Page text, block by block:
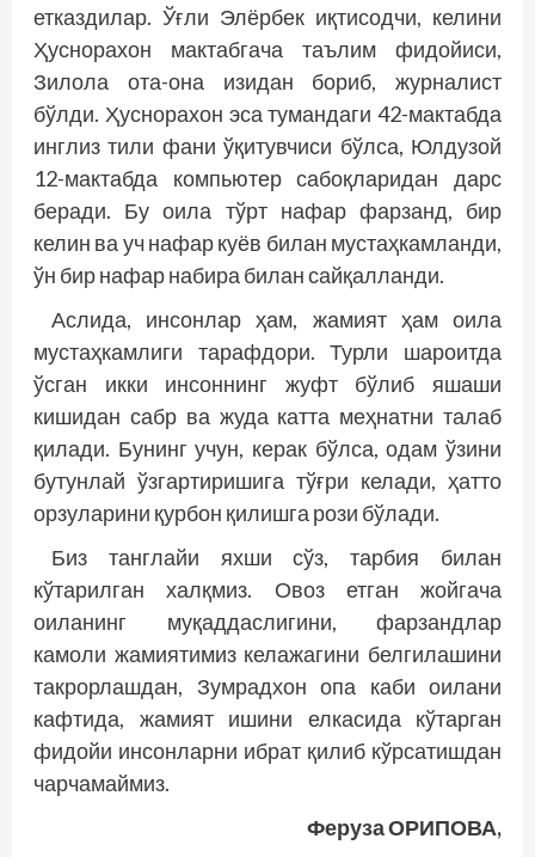
етказдилар. Ўғли Элёрбек иқтисодчи, келини
Ҳуснорахон мактабгача таълим фидойиси,
Зилола ота-она изидан бориб, журналист
бўлди. Ҳуснорахон эса тумандаги 42-мактабда
инглиз тили фани ўқитувчиси бўлса, Юлдузой
12-мактабда компьютер сабоқларидан дарс
беради. Бу оила тўрт нафар фарзанд, бир
келин ва уч нафар куёв билан мустаҳкамланди,
ўн бир нафар набира билан сайқалланди.
Аслида, инсонлар ҳам, жамият ҳам оила
мустаҳкамлиги тарафдори. Турли шароитда
ўсган икки инсоннинг жуфт бўлиб яшаши
кишидан сабр ва жуда катта меҳнатни талаб
қилади. Бунинг учун, керак бўлса, одам ўзини
бутунлай ўзгартиришига тўғри келади, ҳатто
орзуларини қурбон қилишга рози бўлади.
Биз танглайи яхши сўз, тарбия билан
кўтарилган халқмиз. Овоз етган жойгача
оиланинг муқаддаслигини, фарзандлар
камоли жамиятимиз келажагини белгилашини
такрорлашдан, Зумрадхон опа каби оилани
кафтида, жамият ишини елкасида кўтарган
фидойи инсонларни ибрат қилиб кўрсатишдан
чарчамаймиз.
Феруза ОРИПОВА,